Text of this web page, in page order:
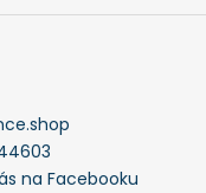
na Facebooku